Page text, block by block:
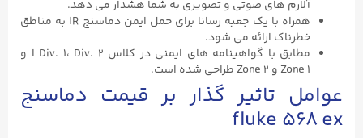
آلارم های صوتی و تصویری به شما هشدار می دهد.
همراه با یک جعبه رسانا برای حمل ایمن دماسنج IR به مناطق
خطرناک ارائه می شود.
مطابق با گواهینامه های ایمنی در کلاس I Div. ۱، Div. ۲ و
Zone ۱ و Zone ۲ طراحی شده است.
عوامل تاثیر گذار بر قیمت دماسنج
fluke ۵۶۸ ex